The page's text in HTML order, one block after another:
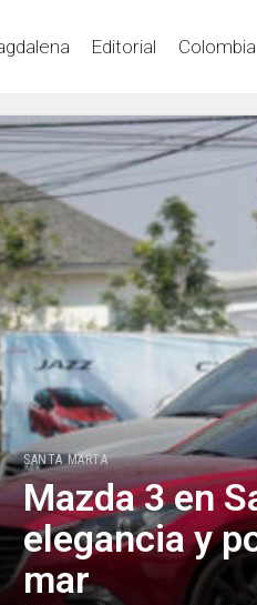
Editorial Colombia
SANTA MARTA
Mazda 3 en
elegancia y
mar